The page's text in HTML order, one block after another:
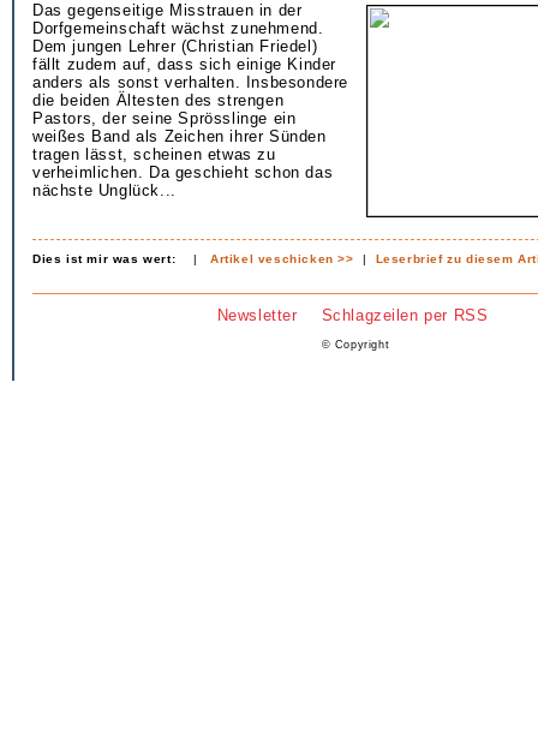
Das gegenseitige Misstrauen in der
Dorfgemeinschaft wächst zunehmend.
Dem jungen Lehrer (Christian Friedel)
fällt zudem auf, dass sich einige Kinder
anders als sonst verhalten. Insbesondere
die beiden Ältesten des strengen
Pastors, der seine Sprösslinge ein
weißes Band als Zeichen ihrer Sünden
tragen lässt, scheinen etwas zu
verheimlichen. Da geschieht schon das
nächste Unglück...
Dies ist mir was wert: |Artikel veschicken >> | Leserbrief zu diesem
Newsletter Schlagzeilen per RSS
© Copyright